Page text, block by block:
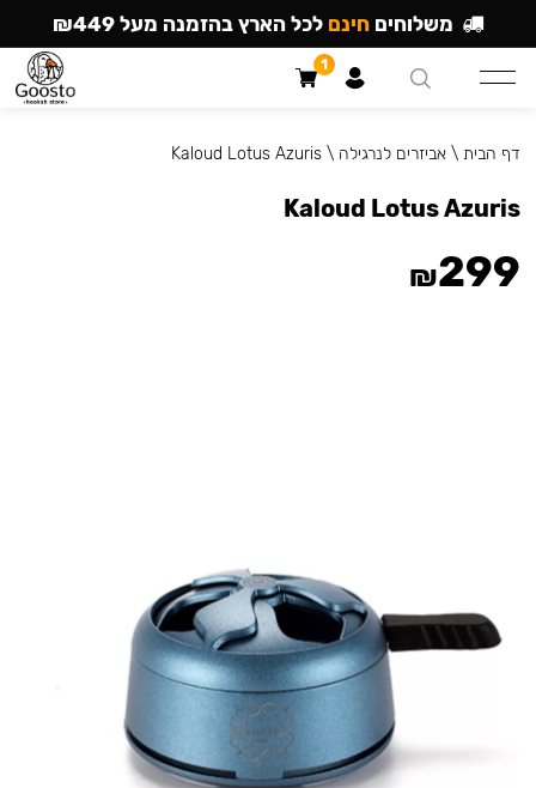
דף הבית \אביזרים לנרגילה \
Kaloud Lotus Azuris
Kaloud Lotus Azuris
₪299
משלוחים חינם לכל הארץ בהזמנה מעל ₪449
1